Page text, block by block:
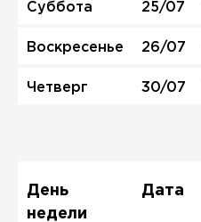
Суббота 25/07
Воскресенье 26/07
Четверг 30/07
День
недели
Дата